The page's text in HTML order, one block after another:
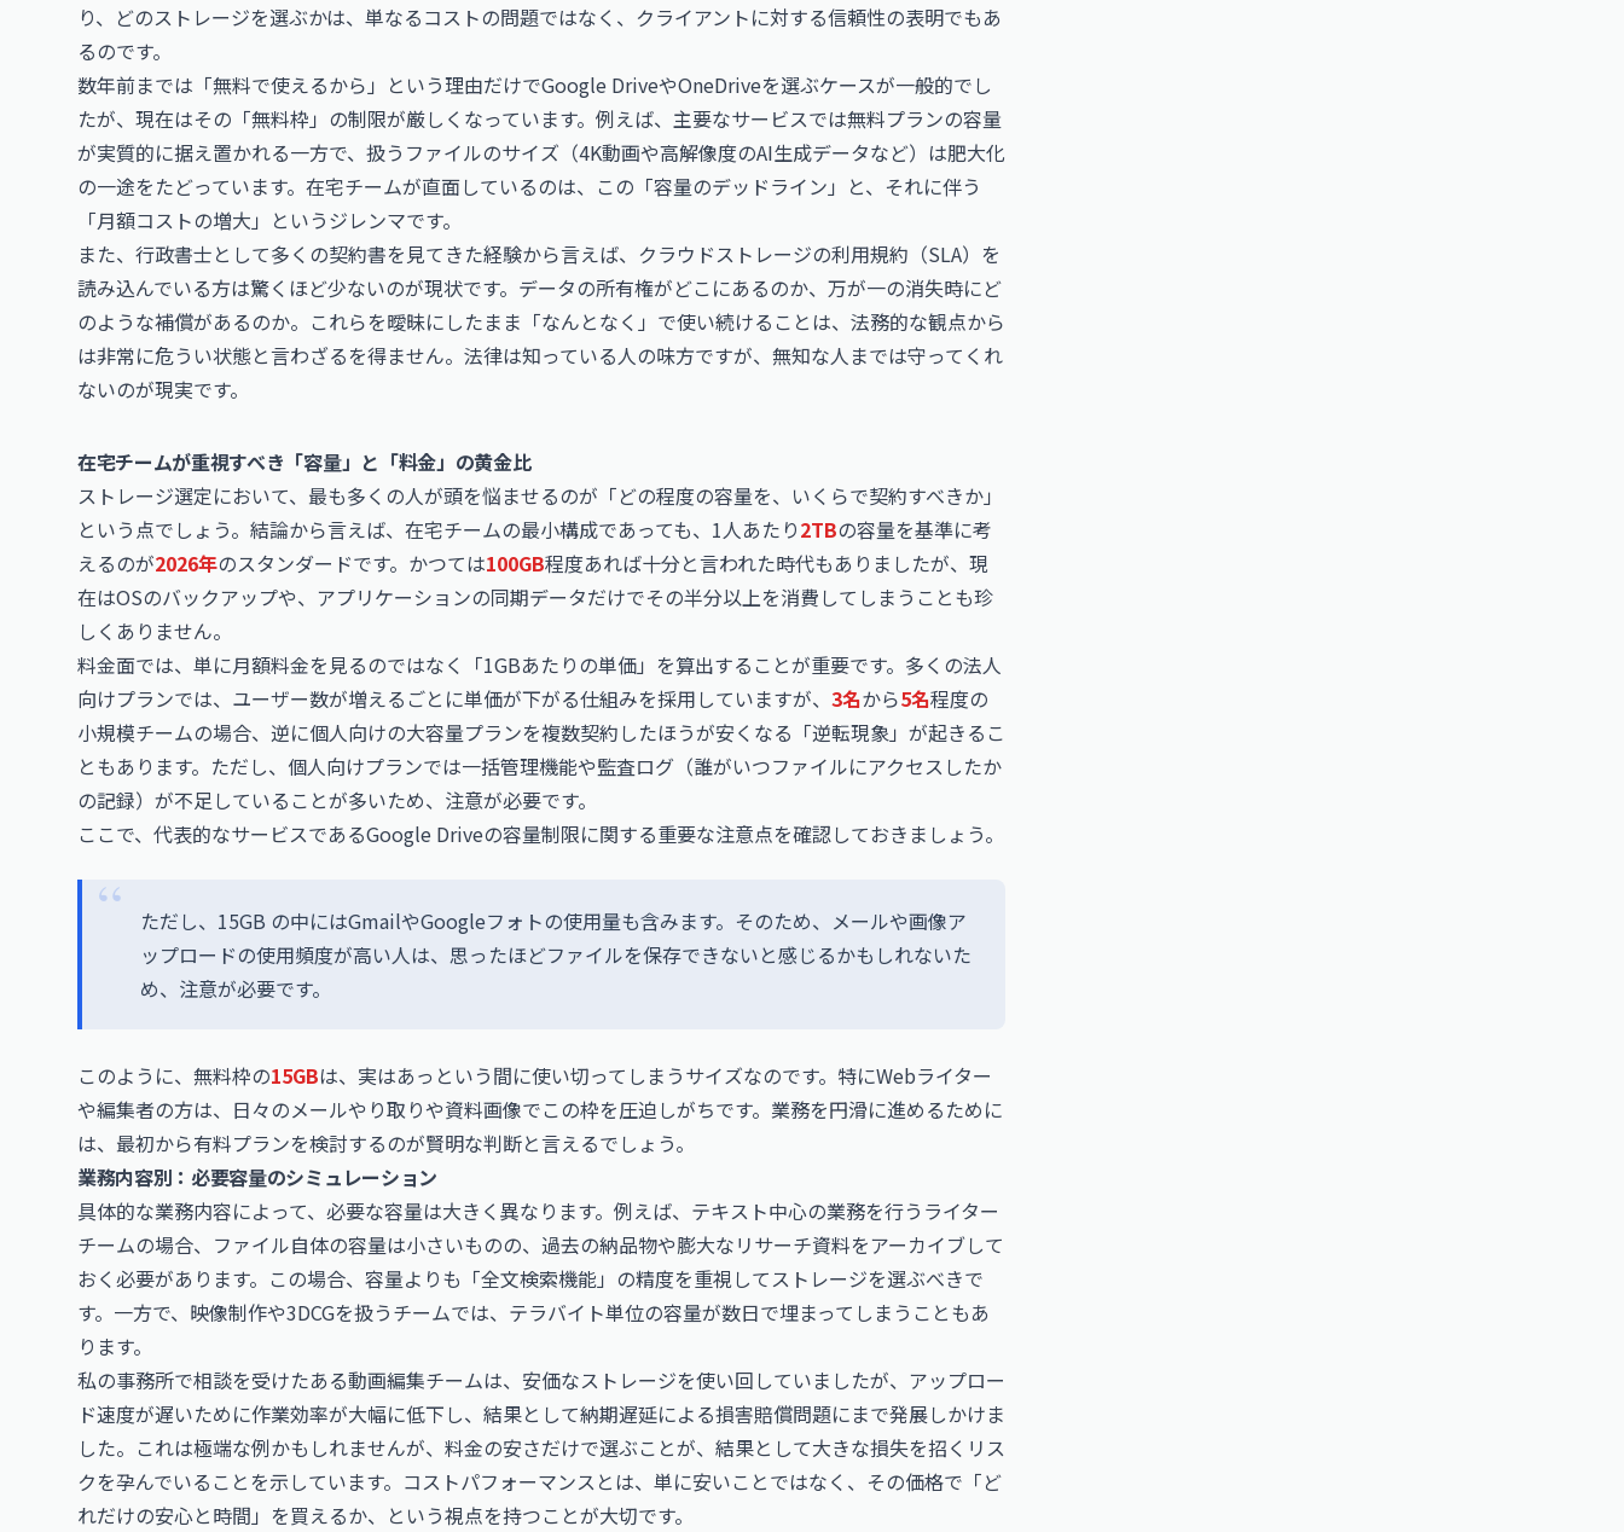
り、どのストレージを選ぶかは、単なるコストの問題ではなく、クライアントに対する信頼性の表明でもあ
るのです。
数年前までは「無料で使えるから」という理由だけでGoogle DriveやOneDriveを選ぶケースが一般的でし
たが、現在はその「無料枠」の制限が厳しくなっています。例えば、主要なサービスでは無料プランの容量
が実質的に据え置かれる一方で、扱うファイルのサイズ（4K動画や高解像度のAI生成データなど）は肥大化
の一途をたどっています。在宅チームが直面しているのは、この「容量のデッドライン」と、それに伴う
「月額コストの増大」というジレンマです。
また、行政書士として多くの契約書を見てきた経験から言えば、クラウドストレージの利用規約（SLA）を
読み込んでいる方は驚くほど少ないのが現状です。データの所有権がどこにあるのか、万が一の消失時にど
のような補償があるのか。これらを曖昧にしたまま「なんとなく」で使い続けることは、法務的な観点から
は非常に危うい状態と言わざるを得ません。法律は知っている人の味方ですが、無知な人までは守ってくれ
ないのが現実です。
在宅チームが重視すべき「容量」と「料金」の黄金比
ストレージ選定において、最も多くの人が頭を悩ませるのが「どの程度の容量を、いくらで契約すべきか」
という点でしょう。結論から言えば、在宅チームの最小構成であっても、1人あたり2TBの容量を基準に考
えるのが2026年のスタンダードです。かつては100GB程度あれば十分と言われた時代もありましたが、現
在はOSのバックアップや、アプリケーションの同期データだけでその半分以上を消費してしまうことも珍
しくありません。
料金面では、単に月額料金を見るのではなく「1GBあたりの単価」を算出することが重要です。多くの法人
向けプランでは、ユーザー数が増えるごとに単価が下がる仕組みを採用していますが、 3名から5名程度の
小規模チームの場合、逆に個人向けの大容量プランを複数契約したほうが安くなる「逆転現象」が起きるこ
ともあります。ただし、個人向けプランでは一括管理機能や監査ログ（誰がいつファイルにアクセスしたか
の記録）が不足していることが多いため、注意が必要です。
ここで、代表的なサービスであるGoogle Driveの容量制限に関する重要な注意点を確認しておきましょう。
ただし、15GB の中にはGmailやGoogleフォトの使用量も含みます。そのため、メールや画像ア
ップロードの使用頻度が高い人は、思ったほどファイルを保存できないと感じるかもしれないた
め、注意が必要です。
このように、無料枠の15GBは、実はあっという間に使い切ってしまうサイズなのです。特にWebライター
や編集者の方は、日々のメールやり取りや資料画像でこの枠を圧迫しがちです。業務を円滑に進めるために
は、最初から有料プランを検討するのが賢明な判断と言えるでしょう。
業務内容別：必要容量のシミュレーション
具体的な業務内容によって、必要な容量は大きく異なります。例えば、テキスト中心の業務を行うライター
チームの場合、ファイル自体の容量は小さいものの、過去の納品物や膨大なリサーチ資料をアーカイブして
おく必要があります。この場合、容量よりも「全文検索機能」の精度を重視してストレージを選ぶべきで
す。一方で、映像制作や3DCGを扱うチームでは、テラバイト単位の容量が数日で埋まってしまうこともあ
ります。
私の事務所で相談を受けたある動画編集チームは、安価なストレージを使い回していましたが、アップロー
ド速度が遅いために作業効率が大幅に低下し、結果として納期遅延による損害賠償問題にまで発展しかけま
した。これは極端な例かもしれませんが、料金の安さだけで選ぶことが、結果として大きな損失を招くリス
クを孕んでいることを示しています。コストパフォーマンスとは、単に安いことではなく、その価格で「ど
れだけの安心と時間」を買えるか、という視点を持つことが大切です。